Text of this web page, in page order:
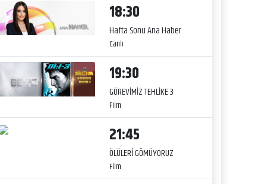
18:30
Hafta Sonu Ana Haber
Canlı
19:30
GÖREVİMİZ TEHLİKE 3
Film
21:45
ÖLÜLERİ GÖMÜYORUZ
Film